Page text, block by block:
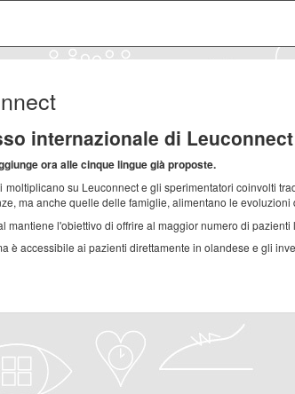
internazionale di
ora alle cinque lingue già proposte.
moltiplicano su Leuconnect e gli sperimentatori coinvolti
ma anche quelle delle famiglie, alimentano le
mantiene l'obiettivo di offrire al maggior numero di
è accessibile ai pazienti direttamente in olandese e gli